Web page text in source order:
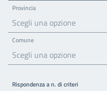
Provincia
Scegli una opzione
Comune
Scegli una opzione
Rispondenza a n. di criteri